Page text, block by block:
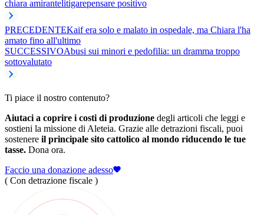
chiara amirantelitigarepensare positivo
PRECEDENTEKaif era solo e malato in ospedale, ma Chiara l'ha
amato fino all'ultimo
SUCCESSIVOAbusi sui minori e pedofilia: un dramma troppo
sottovalutato
Ti piace il nostro contenuto?
Aiutaci a coprire i costi di produzione degli articoli che leggi e
sostieni la missione di Aleteia. Grazie alle detrazioni fiscali, puoi
sostenere il principale sito cattolico al mondo riducendo le tue
tasse. Dona ora.
Faccio una donazione adesso
( Con detrazione fiscale )